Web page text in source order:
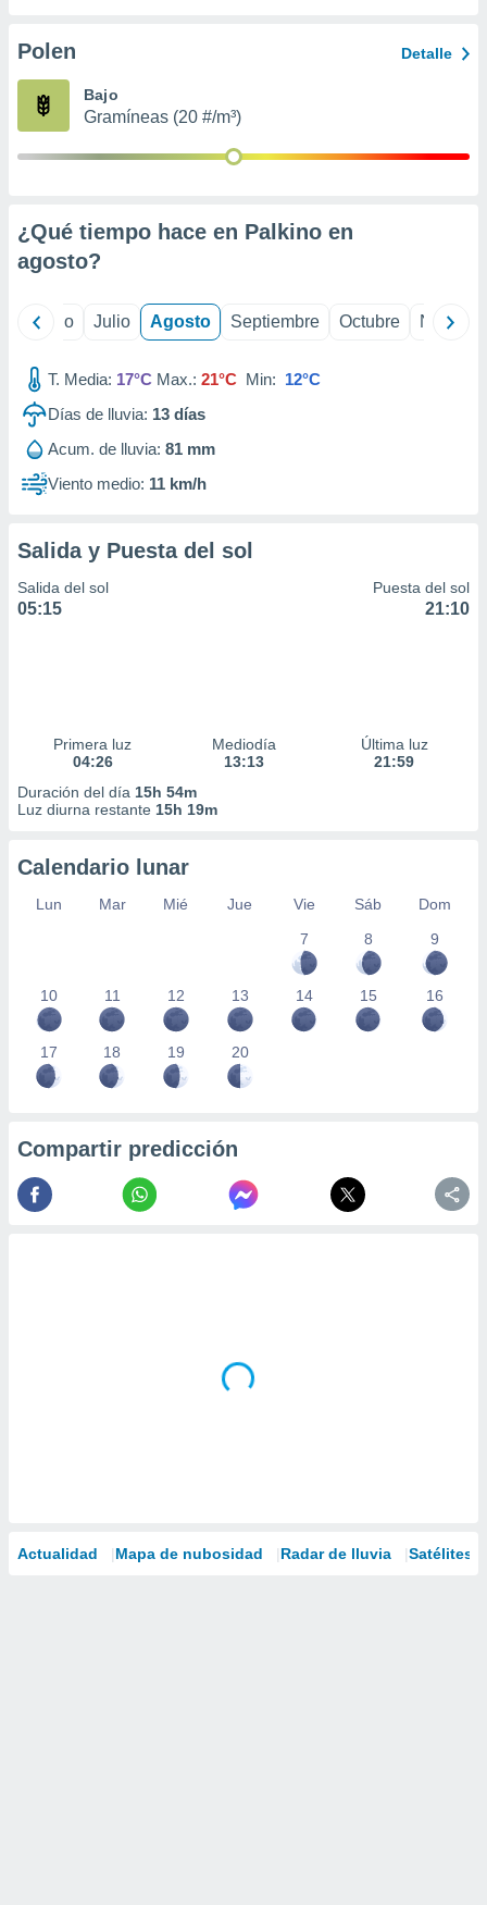
e
mediante
publicidad
publicidad
de
Polen Detalle
Bajo
Gramíneas (20 #/m³)
¿Qué tiempo hace en Palkino en
agosto?
Junio Julio Agosto Septiembre Octubre
T. Media: 17°C Max.: 21°C Min: 12°C
Días de lluvia: 13 días
Acum. de lluvia: 81 mm
Viento medio: 11 km/h
Salida y Puesta del sol
Salida del sol
05:15
Puesta del sol
21:10
Primera luz
04:26
Mediodía
13:13
Última luz
21:59
Duración del día 15h 54m
Luz diurna restante 15h 19m
Calendario lunar
Lun Mar Mié Jue Vie Sáb
Dom
7
8 9
10 11 12 13 14 15 16
17 18 19 20
Compartir predicción
Actualidad Mapa de nubosidad Radar de lluvia Satélites